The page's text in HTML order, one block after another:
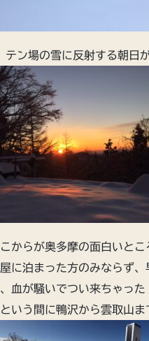
ン場の雪に反射する朝日
からが奥多摩の面白いとこ
に泊まった方のみならず
血が騒いでつい来ちゃった
いう間に鴨沢から雲取山